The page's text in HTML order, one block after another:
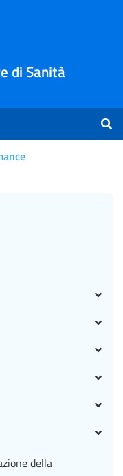
di Sanità
della